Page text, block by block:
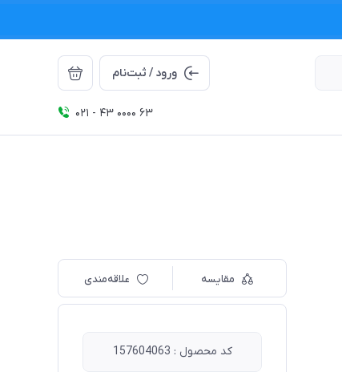
ورود / ثبت‌نام
021 - 43 0000 63
مقایسه علاقه‌مندی
کد محصول : 157604063